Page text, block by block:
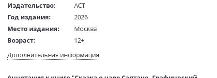
Издательство:
АСТ
Год издания:
2026
Место издания:
Москва
Возраст:
12+
Язык текста:
Дополнительная информация